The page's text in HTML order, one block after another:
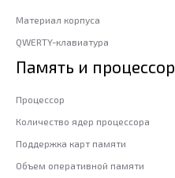
Материал корпуса
QWERTY-клавиатура
Память и процессор
Процессор
Количество ядер процессора
Поддержка карт памяти
Объем оперативной памяти